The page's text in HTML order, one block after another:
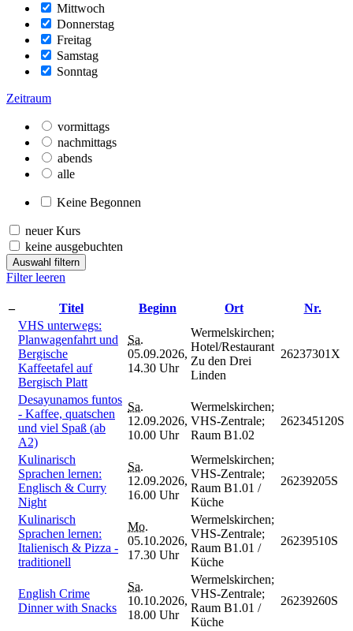
Mittwoch
Donnerstag
Freitag
Samstag
Sonntag
Zeitraum
vormittags
nachmittags
abends
alle
Keine Begonnen
neuer Kurs
keine ausgebuchten
Auswahl filtern
Filter leeren
– Titel Beginn Ort
Nr.
VHS unterwegs:
Planwagenfahrt und
Bergische
Kaffeetafel auf
Bergisch Platt
Sa.
05.09.2026,
14.30 Uhr
Wermelskirchen;
Hotel/Restaurant
Zu den Drei
Linden
26237301X
Desayunamos funtos
- Kaffee, quatschen
und viel Spaß (ab
A2)
Sa.
12.09.2026,
10.00 Uhr
Wermelskirchen;
VHS-Zentrale;
Raum B1.02
262345120S
Kulinarisch
Sprachen lernen:
Englisch & Curry
Night
Sa.
12.09.2026,
16.00 Uhr
Wermelskirchen;
VHS-Zentrale;
Raum B1.01 /
Küche
26239205S
Kulinarisch
Sprachen lernen:
Italienisch & Pizza -
traditionell
Mo.
05.10.2026,
17.30 Uhr
Wermelskirchen;
VHS-Zentrale;
Raum B1.01 /
Küche
26239510S
English Crime
Dinner with Snacks
Sa.
10.10.2026,
18.00 Uhr
Wermelskirchen;
VHS-Zentrale;
Raum B1.01 /
Küche
26239260S